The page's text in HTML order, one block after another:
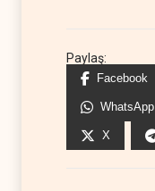
Paylaş:
Facebook
WhatsApp
X